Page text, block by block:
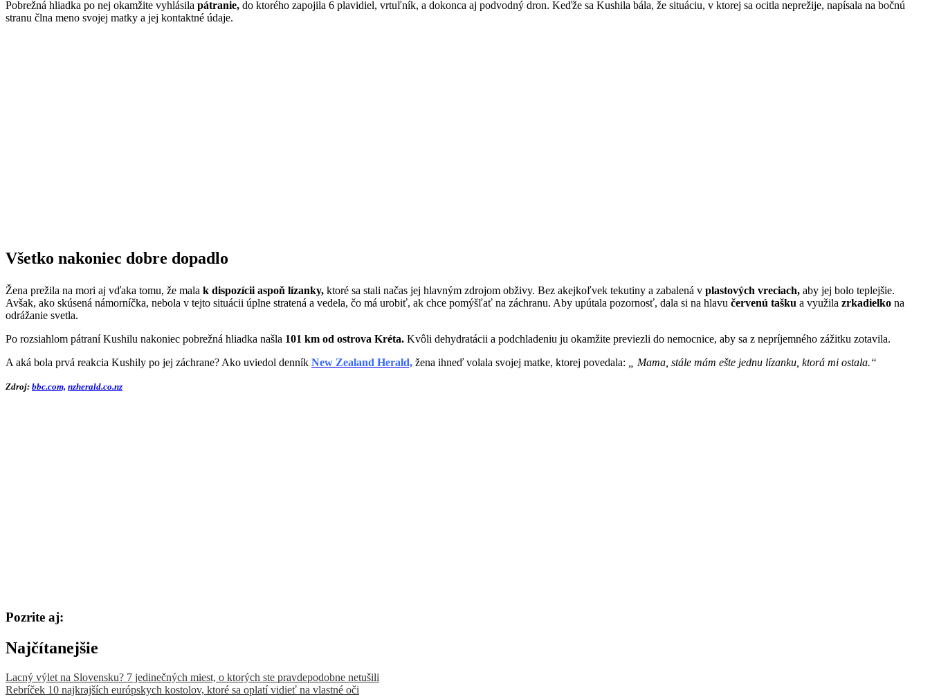
Pobrežná hliadka po nej okamžite vyhlásila pátranie, do ktorého zapojila 6 plavidiel, vrtuľník, a dokonca aj podvodný dron. Keďže sa Kushila bála, že situáciu, v ktorej sa ocitla neprežije, napísala na bočnú
stranu člna meno svojej matky a jej kontaktné údaje.
Všetko nakoniec dobre dopadlo
Žena prežila na mori aj vďaka tomu, že mala k dispozícii aspoň lízanky, ktoré sa stali načas jej hlavným zdrojom obživy. Bez akejkoľvek tekutiny a zabalená v plastových vreciach, aby jej bolo teplejšie.
Avšak, ako skúsená námorníčka, nebola v tejto situácii úplne stratená a vedela, čo má urobiť, ak chce pomýšľať na záchranu. Aby upútala pozornosť, dala si na hlavu červenú tašku a využila zrkadielko na
odrážanie svetla.
Po rozsiahlom pátraní Kushilu nakoniec pobrežná hliadka našla 101 km od ostrova Kréta. Kvôli dehydratácii a podchladeniu ju okamžite previezli do nemocnice, aby sa z nepríjemného zážitku zotavila.
A aká bola prvá reakcia Kushily po jej záchrane? Ako uviedol denník New Zealand Herald, žena ihneď volala svojej matke, ktorej povedala: „ Mama, stále mám ešte jednu lízanku, ktorá mi ostala.“
Zdroj: bbc.com, nzherald.co.nz
Pozrite aj:
Najčítanejšie
Lacný výlet na Slovensku? 7 jedinečných miest, o ktorých ste pravdepodobne netušili
Rebríček 10 najkrajších európskych kostolov, ktoré sa oplatí vidieť na vlastné oči